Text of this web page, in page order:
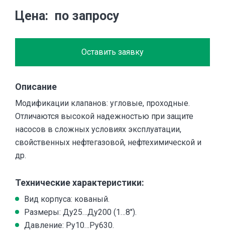
Цена по запросу
Оставить заявку
Описание
Модификации клапанов: угловые, проходные.
Отличаются высокой надежностью при защите
насосов в сложных условиях эксплуатации,
свойственных нефтегазовой, нефтехимической и
др.
Технические характеристики:
Вид корпуса: кованый.
Размеры: Ду25…Ду200 (1…8″).
Давление: Ру10…Ру630.